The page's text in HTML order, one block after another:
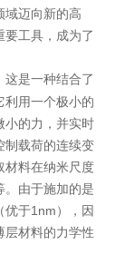
域迈向新的高
要工具，成为了
这是一种结合了
利用一个极小的
小的力，并实时
制载荷的连续变
材料在纳米尺度
。由于施加的是
优于1nm），因
层材料的力学性